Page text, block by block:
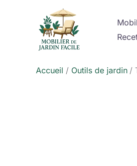
Accueil Outils de jardin